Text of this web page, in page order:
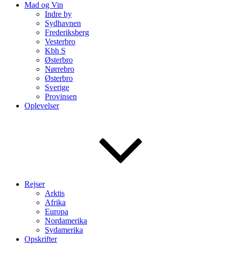
Mad og Vin
Indre by
Sydhavnen
Frederiksberg
Vesterbro
Kbh S
Østerbro
Nørrebro
Østerbro
Sverige
Provinsen
Oplevelser
Rejser
Arktis
Afrika
Europa
Nordamerika
Sydamerika
Opskrifter